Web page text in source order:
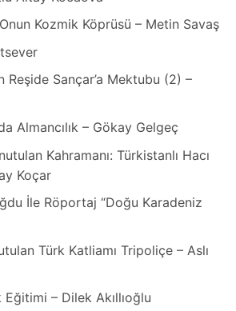
Kozmik Köprüsü – Metin Savaş
Reşide Sançar’a Mektubu (2) –
Almancılık – Gökay Gelgeç
Kahramanı: Türkistanlı Hacı
Koçar
İle Röportaj “Doğu Karadeniz
Türk Katliamı Tripoliçe – Aslı
– Dilek Akıllıoğlu